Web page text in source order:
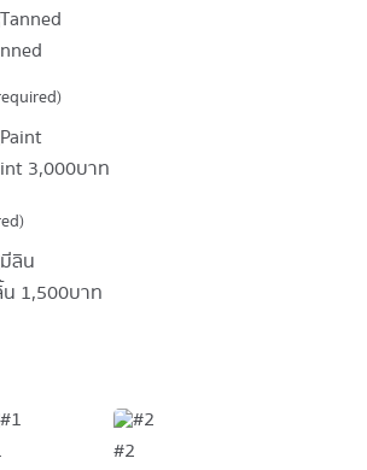
3,000 บาท
1,500 บาท
#2